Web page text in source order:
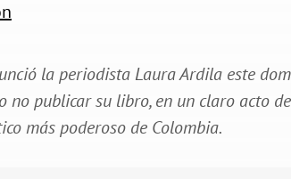
la periodista Laura Ardila este
no publicar su libro, en un claro acto
más poderoso de Colombia.